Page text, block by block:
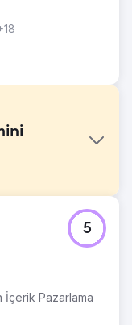
deneyimi bu
gerekenden
ve temel
değildi. Bu
alma işlemlerini
İçerik Pazarlama
5